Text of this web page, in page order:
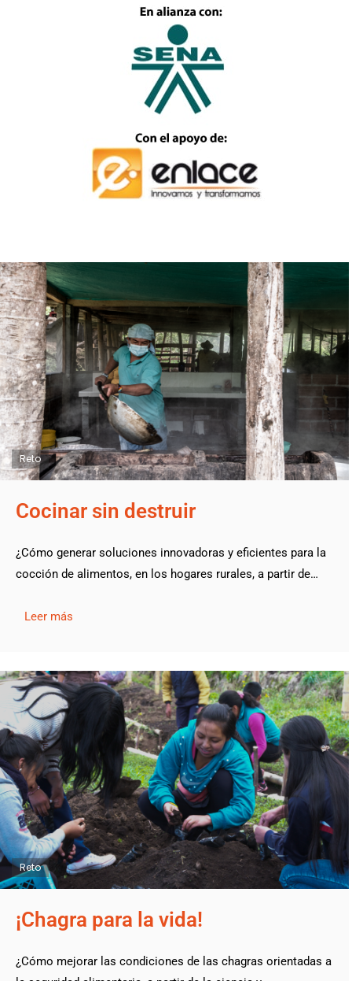
Reto
Cocinar sin destruir
¿Cómo generar soluciones innovadoras y eficientes para la
cocción de alimentos, en los hogares rurales, a partir de…
Leer más
Reto
¡Chagra para la vida!
¿Cómo mejorar las condiciones de las chagras orientadas a